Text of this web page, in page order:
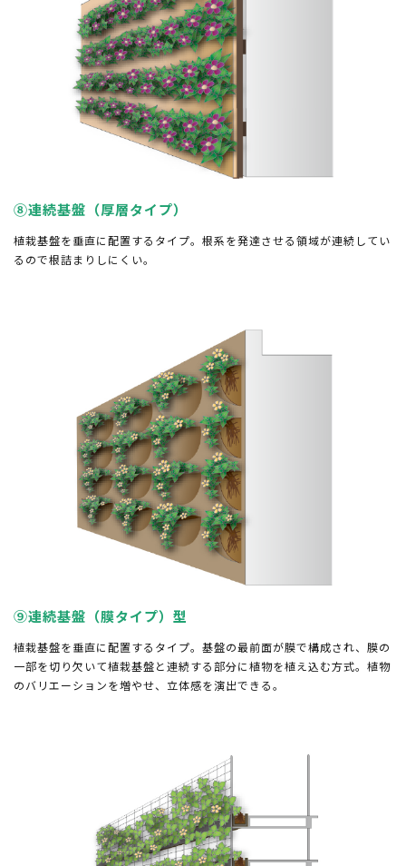
⑧連続基盤（厚層タイプ）
植栽基盤を垂直に配置するタイプ。根系を発達させる領域が連続してい
るので根詰まりしにくい。
⑨連続基盤（膜タイプ）型
植栽基盤を垂直に配置するタイプ。基盤の最前面が膜で構成され、膜の
一部を切り欠いて植栽基盤と連続する部分に植物を植え込む方式。植物
のバリエーションを増やせ、立体感を演出できる。